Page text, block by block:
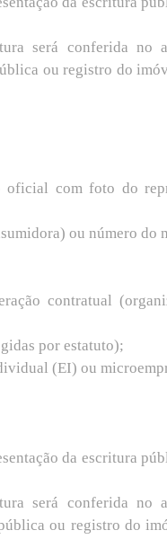
será conferida no
ou registro do
com foto do
ou número do
contratual
por estatuto);
(EI) ou
da escritura
será conferida no
ou registro do